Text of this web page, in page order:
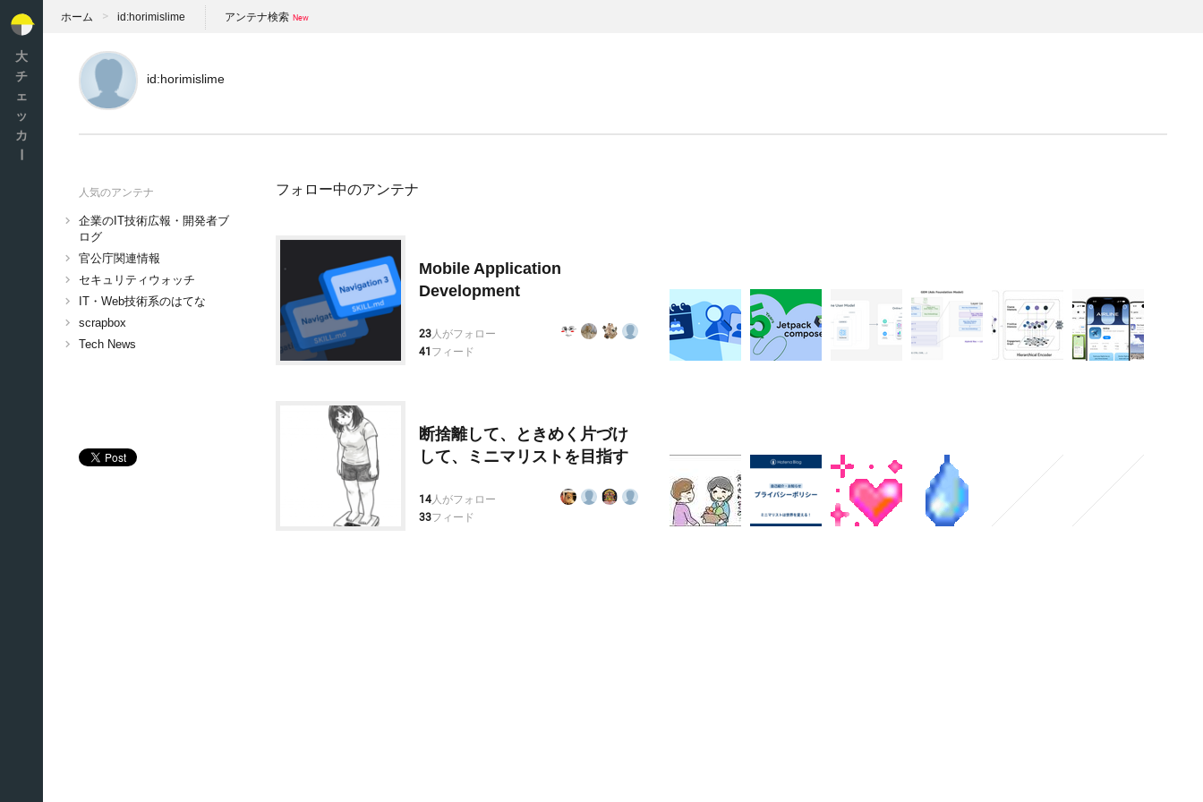
大
チ
ェ
ッ
カ
ホーム id:horimislime アンテナ検索
id:horimislime
人気のアンテナ
企業のIT技術広報・開発者ブ
ログ
官公庁関連情報
セキュリティウォッチ
IT・Web技術系のはてな
scrapbox
Tech News
フォロー中のアンテナ
Mobile Application
Development
23人がフォロー
41 フィード
断捨離して、ときめく片づけ
して、ミニマリストを目指す
14人がフォロー
33フィード